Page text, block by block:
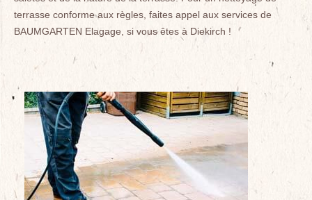
terrasse conforme aux règles, faites appel aux services de
BAUMGARTEN Elagage, si vous êtes à Diekirch !